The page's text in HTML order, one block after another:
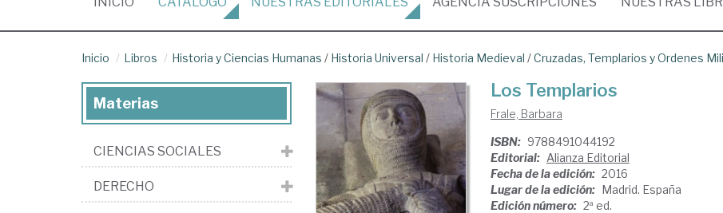
Inicio Libros Historia y Ciencias Humanas / Historia Universal / Historia Medieval /Cruzadas, Templarios y Ordenes
Los Templarios
Frale, Barbara
ISBN: 9788491044192
Editorial: Alianza Editorial
Fecha de la edición: 2016
Lugar de la edición: Madrid. España
Edición número: 2ª ed.
Materias
CIENCIAS SOCIALES
DERECHO